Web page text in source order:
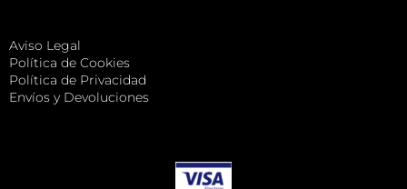
Aviso Legal
Política de Cookies
Política de Privacidad
Envíos y Devoluciones